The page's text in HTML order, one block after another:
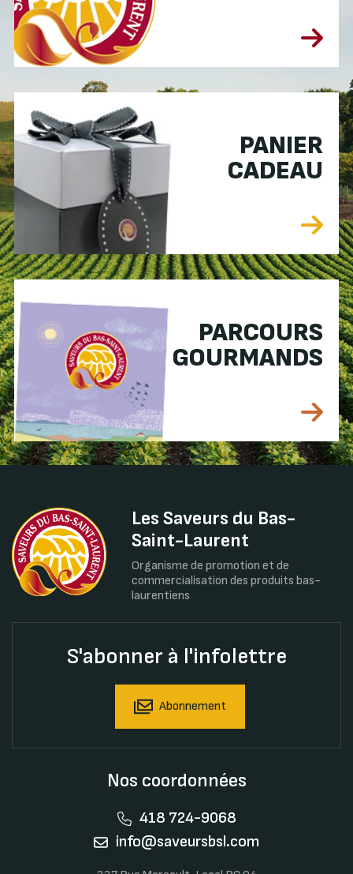
PANIER
CADEAU
PARCOURS
GOURMANDS
Les Saveurs du Bas-
Saint-Laurent
Organisme de promotion et de
commercialisation des produits bas-
laurentiens
S'abonner à l'infolettre
Abonnement
Nos coordonnées
418 724-9068
info@saveursbsl.com